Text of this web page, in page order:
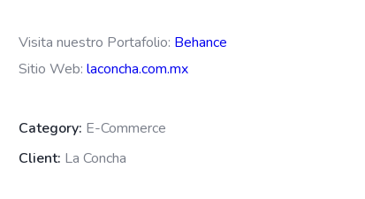
Visita nuestro Portafolio: Behance
Sitio Web: laconcha.com.mx
Category: E-Commerce
Client: La Concha